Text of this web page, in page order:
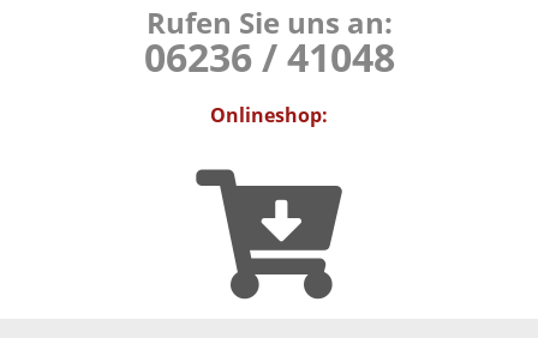
Rufen Sie uns an:
06236 / 41048
Onlineshop: